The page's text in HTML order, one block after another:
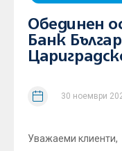
Обединен
Банк
30 ноември
Уважаеми клиенти,